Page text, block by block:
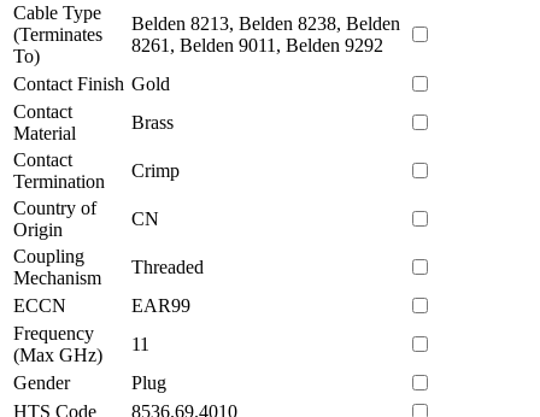
Cable Type
(Terminates
To)
Belden 8213, Belden 8238, Belden
8261, Belden 9011, Belden 9292
Contact Finish Gold
Contact
Material
Brass
Contact
Termination
Crimp
Country of
Origin
CN
Coupling
Mechanism
Threaded
ECCN
EAR99
Frequency
(Max GHz)
11
Gender
Plug
HTS Code
8536.69.4010